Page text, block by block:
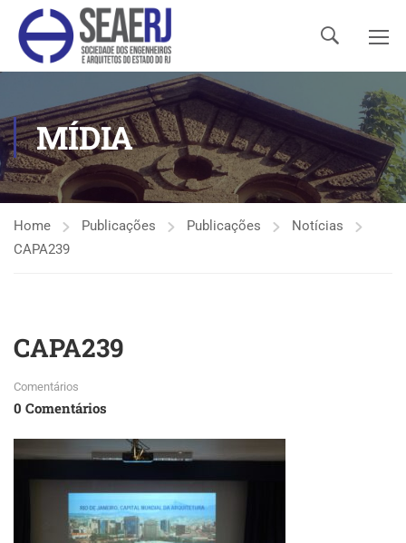
MÍDIA
Home Publicações Publicações
Notícias
CAPA239
CAPA239
Comentários
0 Comentários